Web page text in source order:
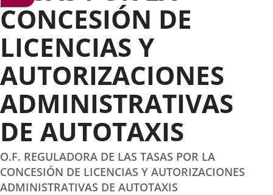
CONCESIÓN DE
LICENCIAS Y
AUTORIZACIONES
ADMINISTRATIVAS
DE AUTOTAXIS
O.F. REGULADORA DE LAS TASAS POR LA
CONCESIÓN DE LICENCIAS Y AUTORIZACIONES
ADMINISTRATIVAS DE AUTOTAXIS